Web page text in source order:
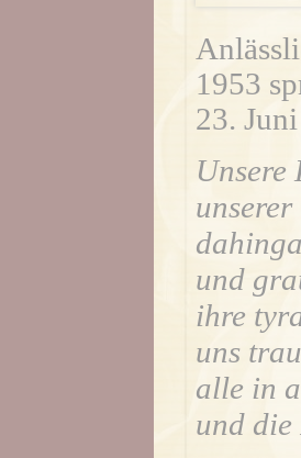
1953
23.
und
ihre
uns
alle in
und